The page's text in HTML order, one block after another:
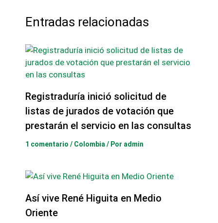
Entradas relacionadas
Registraduría inició solicitud de
listas de jurados de votación que
prestarán el servicio en las consultas
1 comentario / Colombia/ Por admin
Así vive René Higuita en Medio
Oriente